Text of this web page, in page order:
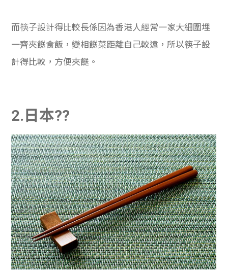
而筷子設計得比較長係因為香港人經常一家大細圍埋
一齊夾餸食飯，變相餸菜距離自己較遠，所以筷子設
計得比較，方便夾餸。
2.日本??